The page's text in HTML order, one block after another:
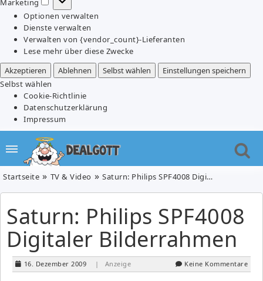
Marketing
Marketing
Optionen verwalten
Dienste verwalten
Verwalten von {vendor_count}-Lieferanten
Lese mehr über diese Zwecke
Akzeptieren
Ablehnen Selbst wählen
Einstellungen speichern
Selbst wählen
Cookie-Richtlinie
Datenschutzerklärung
Impressum
Startseite TV & Video Saturn: Philips SPF4008 Digitaler Bilderrahmen
Saturn: Philips SPF4008
Digitaler Bilderrahmen
16. Dezember 2009 | Anzeige Keine Kommentare